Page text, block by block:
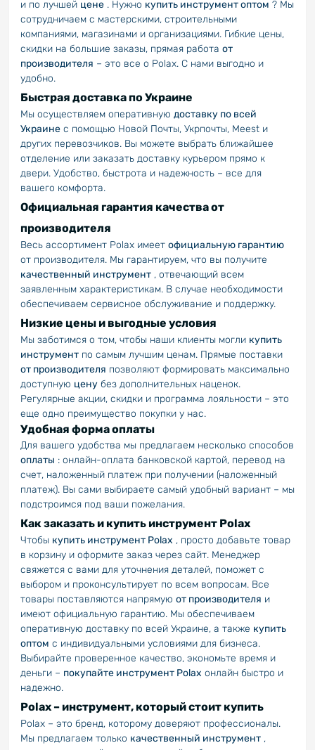
и по лучшей цене . Нужно купить инструмент оптом ? Мы
сотрудничаем с мастерскими, строительными
компаниями, магазинами и организациями. Гибкие цены,
скидки на большие заказы, прямая работа от
производителя – это все о Polax. С нами выгодно и
удобно.
Быстрая доставка по Украине
Мы осуществляем оперативную доставку по всей
Украине с помощью Новой Почты, Укрпочты, Meest и
других перевозчиков. Вы можете выбрать ближайшее
отделение или заказать доставку курьером прямо к
двери. Удобство, быстрота и надежность – все для
вашего комфорта.
Официальная гарантия качества от
производителя
Весь ассортимент Polax имеет официальную гарантию
от производителя. Мы гарантируем, что вы получите
качественный инструмент , отвечающий всем
заявленным характеристикам. В случае необходимости
обеспечиваем сервисное обслуживание и поддержку.
Низкие цены и выгодные условия
Мы заботимся о том, чтобы наши клиенты могли купить
инструмент по самым лучшим ценам. Прямые поставки
от производителя позволяют формировать максимально
доступную цену без дополнительных наценок.
Регулярные акции, скидки и программа лояльности – это
еще одно преимущество покупки у нас.
Удобная форма оплаты
Для вашего удобства мы предлагаем несколько способов
оплаты : онлайн-оплата банковской картой, перевод на
счет, наложенный платеж при получении (наложенный
платеж). Вы сами выбираете самый удобный вариант – мы
подстроимся под ваши пожелания.
Как заказать и купить инструмент Polax
Чтобы купить инструмент Polax , просто добавьте товар
в корзину и оформите заказ через сайт. Менеджер
свяжется с вами для уточнения деталей, поможет с
выбором и проконсультирует по всем вопросам. Все
товары поставляются напрямую от производителя и
имеют официальную гарантию. Мы обеспечиваем
оперативную доставку по всей Украине, а также купить
оптом с индивидуальными условиями для бизнеса.
Выбирайте проверенное качество, экономьте время и
деньги – покупайте инструмент Polax онлайн быстро и
надежно.
Polax – инструмент, который стоит купить
Polax – это бренд, которому доверяют профессионалы.
Мы предлагаем только качественный инструмент ,